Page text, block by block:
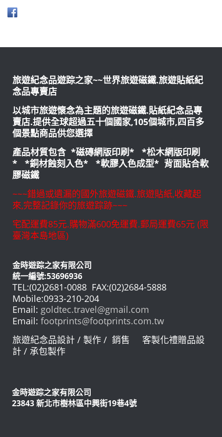
旅遊紀念品遊踪之家~~世界旅遊磁鐵.旅遊貼紙紀
念品專賣店
以城市旅遊懷念為主題的旅遊磁鐵.貼紙紀念品專
賣店.提供全球超過五十個國家,105個城市,四百多
個景點商品供您選擇
產品材質包含 *磁磚網版印刷* *松木網版印刷
* *銅材蝕刻入色* *軟膠入色成型* 背面貼合軟
膠磁鐵
~~~錯過或遺漏的國外旅遊磁鐵.旅遊貼紙,收藏起
來,完整記錄你的旅遊踪跡~~~
宅配運費85元.購物滿600免運費.郵局運費65元 (限
臺灣本島地區)
金時遊踪之家有限公司
統一編號:53696936
TEL:(02)2681-0088 FAX:(02)2684-5888
Mobile:0933-210-204
Email: goldtec.travel@gmail.com
Email: footprints@footprints.com.tw
旅遊紀念品設計 / 製作 / 銷售 客製化禮贈品設
計 / 承包製作
金時遊踪之家有限公司
23843 新北市樹林區中興街19巷4號